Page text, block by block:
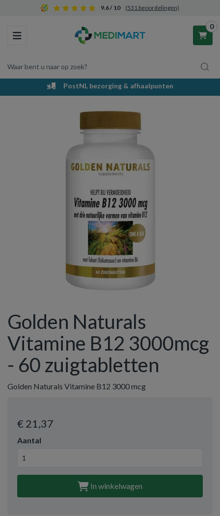
9.6 / 10 (531 beoordelingen)
Toggle navigation
Waar bent u naar op zoek?
0
Winkelwagen
Uw winkelwagen is leeg.
Vul hem met producten.
PostNL bezorging & afhaalpunten
Golden Naturals
Vitamine B12 3000mcg
- 60 zuigtabletten
Golden Naturals Vitamine B12 3000 mcg
€ 21,37
Aantal
In winkelwagen